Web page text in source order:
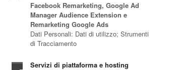
Facebook Remarketing, Google Ad
Manager Audience Extension e
Remarketing Google Ads
Dati Personali: Dati di utilizzo; Strumenti
di Tracciamento
Servizi di piattaforma e hosting